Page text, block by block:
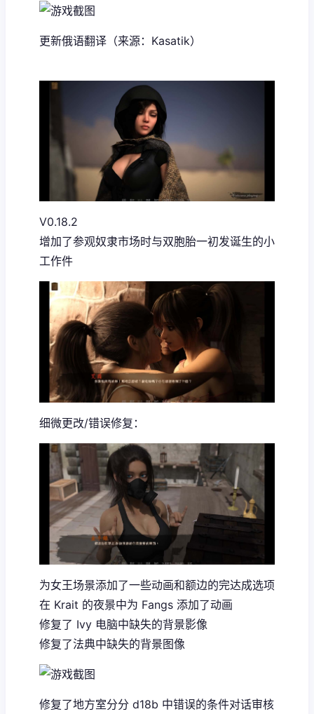
更新俄语翻译（来源：Kasatik）
V0.18.2
增加了参观奴隶市场时与双胞胎一初发诞生的小
工作件
细微更改/错误修复：
为女王场景添加了一些动画和额边的完达成选项
在 Krait 的夜景中为 Fangs 添加了动画
修复了 Ivy 电脑中缺失的背景影像
修复了法典中缺失的背景图像
修复了地方室分分 d18b 中错误的条件对话审核